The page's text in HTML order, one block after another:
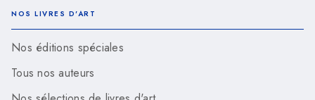
NOS LIVRES D'ART
Nos éditions spéciales
Tous nos auteurs